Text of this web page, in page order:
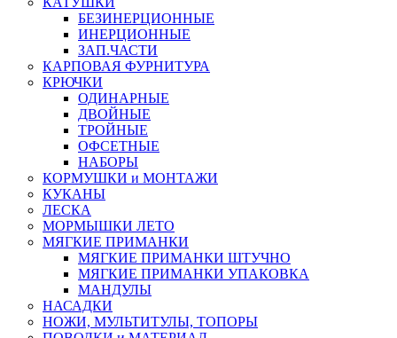
БЕЗИНЕРЦИОННЫЕ
ИНЕРЦИОННЫЕ
ЗАП.ЧАСТИ
КАРПОВАЯ ФУРНИТУРА
КРЮЧКИ
ОДИНАРНЫЕ
ДВОЙНЫЕ
ТРОЙНЫЕ
ОФСЕТНЫЕ
НАБОРЫ
КОРМУШКИ и МОНТАЖИ
КУКАНЫ
ЛЕСКА
МОРМЫШКИ ЛЕТО
МЯГКИЕ ПРИМАНКИ
МЯГКИЕ ПРИМАНКИ ШТУЧНО
МЯГКИЕ ПРИМАНКИ УПАКОВКА
МАНДУЛЫ
НАСАДКИ
НОЖИ, МУЛЬТИТУЛЫ, ТОПОРЫ